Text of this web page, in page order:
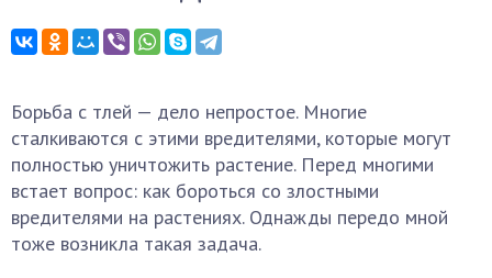
Борьба с тлей — дело непростое. Многие
сталкиваются с этими вредителями, которые могут
полностью уничтожить растение. Перед многими
встает вопрос: как бороться со злостными
вредителями на растениях. Однажды передо мной
тоже возникла такая задача.